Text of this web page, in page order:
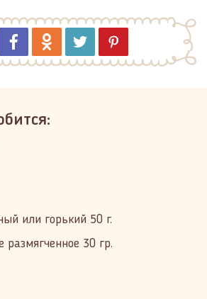
или горький 50 г.
размягченное 30 гр.